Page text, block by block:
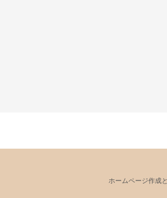
ホームページ作成